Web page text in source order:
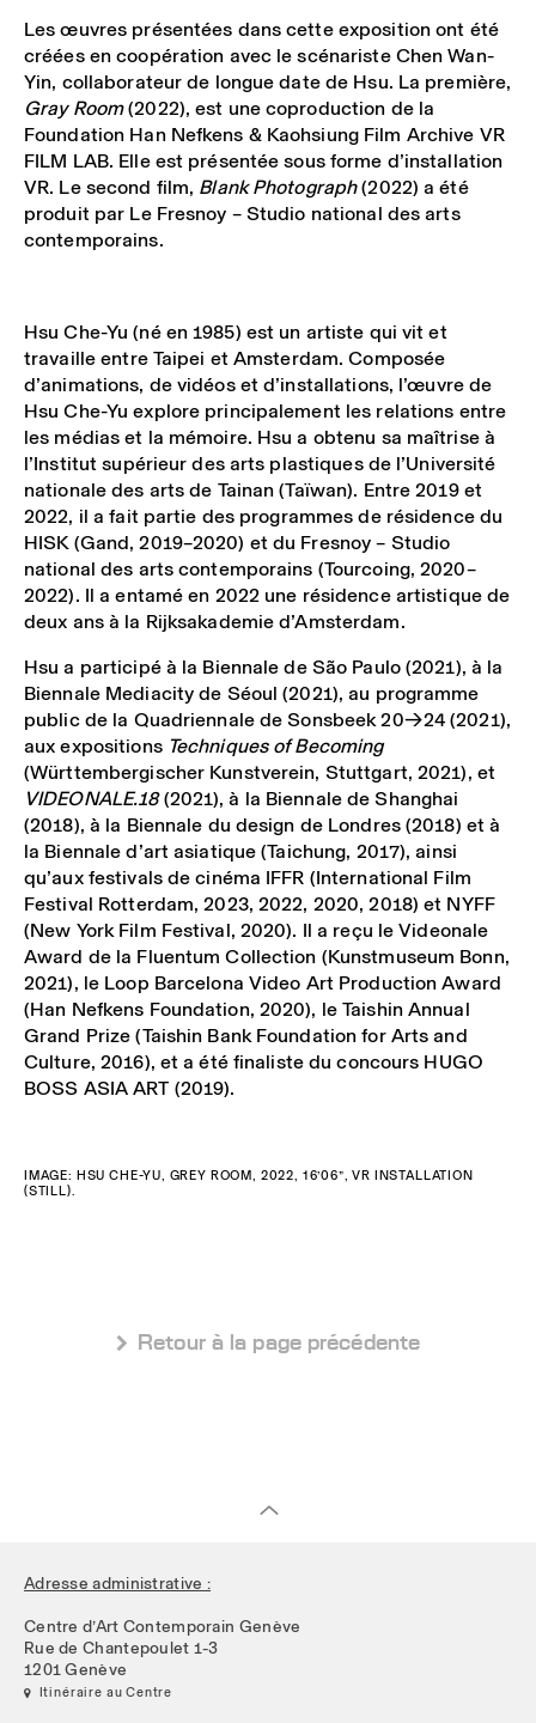
Les œuvres présentées dans cette exposition ont été
créées en coopération avec le scénariste Chen Wan-
Yin, collaborateur de longue date de Hsu. La première,
Gray Room(2022), est une coproduction de la
Foundation Han Nefkens & Kaohsiung Film Archive VR
FILM LAB. Elle est présentée sous forme d’installation
VR. Le second film, Blank Photograph(2022) a été
produit par Le Fresnoy – Studio national des arts
contemporains.
Hsu Che-Yu (né en 1985) est un artiste qui vit et
travaille entre Taipei et Amsterdam. Composée
d’animations, de vidéos et d’installations, l’œuvre de
Hsu Che-Yu explore principalement les relations entre
les médias et la mémoire. Hsu a obtenu sa maîtrise à
l’Institut supérieur des arts plastiques de l’Université
nationale des arts de Tainan (Taïwan). Entre 2019 et
2022, il a fait partie des programmes de résidence du
HISK (Gand, 2019–2020) et du Fresnoy – Studio
national des arts contemporains (Tourcoing, 2020–
2022). Il a entamé en 2022 une résidence artistique de
deux ans à la Rijksakademie d’Amsterdam.
Hsu a participé à la Biennale de São Paulo (2021), à la
Biennale Mediacity de Séoul (2021), au programme
public de la Quadriennale de Sonsbeek 20→24 (2021),
aux expositions Techniques of Becoming
(Württembergischer Kunstverein, Stuttgart, 2021), et
VIDEONALE.18(2021), à la Biennale de Shanghai
(2018), à la Biennale du design de Londres (2018) et à
la Biennale d’art asiatique (Taichung, 2017), ainsi
qu’aux festivals de cinéma IFFR (International Film
Festival Rotterdam, 2023, 2022, 2020, 2018) et NYFF
(New York Film Festival, 2020). Il a reçu le Videonale
Award de la Fluentum Collection (Kunstmuseum Bonn,
2021), le Loop Barcelona Video Art Production Award
(Han Nefkens Foundation, 2020), le Taishin Annual
Grand Prize (Taishin Bank Foundation for Arts and
Culture, 2016), et a été finaliste du concours HUGO
BOSS ASIA ART (2019).
IMAGE: HSU CHE-YU, GREY ROOM, 2022, 16’06”, VR INSTALLATION
(STILL).
 Retour à la page précédente
Adresse administrative :
Centre d’Art Contemporain Genève
Rue de Chantepoulet 1-3
1201 Genève
 Itinéraire au Centre